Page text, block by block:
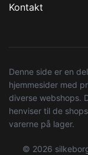
Kontakt
Denne side er en
hjemmesider med
diverse webshops.
henviser til de
varerne på lager.
© 2026